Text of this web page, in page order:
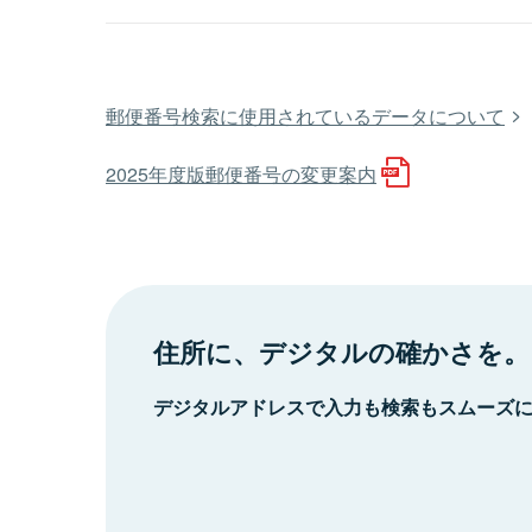
郵便番号検索に使用されているデータについて
2025年度版郵便番号の変更案内
住所に、デジタルの確かさを。
デジタルアドレスで入力も検索もスムーズ